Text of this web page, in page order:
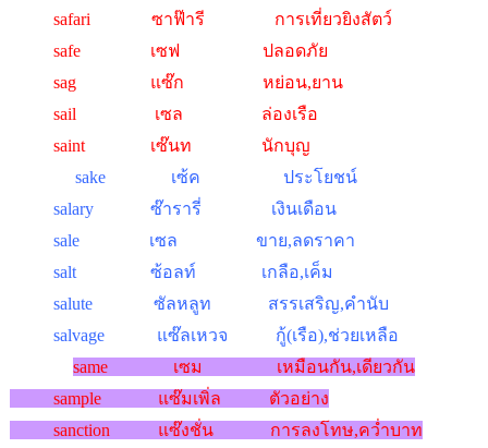
safari ซาฟ๊ารี การเที่ยวยิงสัตว์
safe เซฟ ปลอดภัย
sag แซ๊ก หย่อน,ยาน
sail เซล ล่องเรือ
saint เซ๊นท นักบุญ
sake เซ้ค ประโยชน์
salary ซ๊ารารี่ เงินเดือน
sale เซล ขาย,ลดราคา
salt ซ้อลท์ เกลือ,เค็ม
salute ซัลหลูท สรรเสริญ,คำนับ
salvage แซ๊ลเหวจ กู้(เรือ),ช่วยเหลือ
same เซม เหมือนกัน,เดียวกัน
sample แซ๊มเพิ่ล ตัวอย่าง
sanction แซ๊งชั่น การลงโทษ,คว่ำบาท